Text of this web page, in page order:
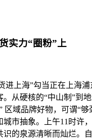
实力“圈粉”上
上海”勾当正在上海浦
从硬核的“中山制”到
域品牌好物，可谓“
市抽象。上午11时许
的泉源清晰而灿烂。